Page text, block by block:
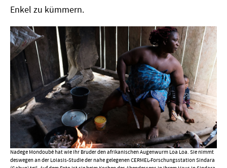
Enkel zu kümmern.
Nadege Mondoubé hat wie ihr Bruder den afrikanischen Augenwurm Loa Loa. Sie nimmt
deswegen an der Loiasis-Studie der nahe gelegenen CERMEL-Forschungsstation Sindara